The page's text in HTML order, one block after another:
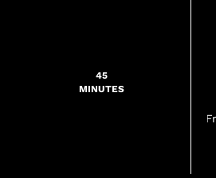
45
MINUTES